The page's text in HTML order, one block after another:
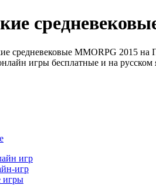
средневековые MMORPG 2015
игры бесплатные и на
игр
игр
игры